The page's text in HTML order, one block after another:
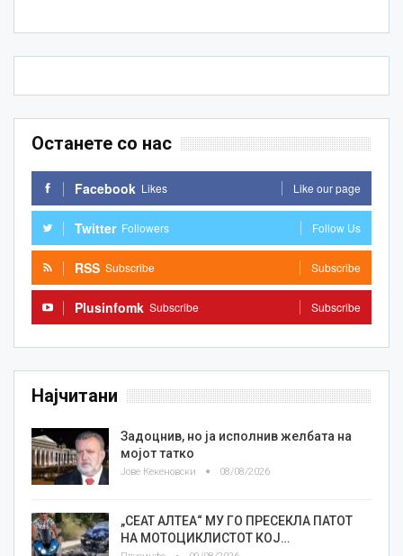
Останете со нас
Facebook Likes Like our page
Twitter Followers Follow Us
RSS Subscribe Subscribe
Plusinfomk Subscribe Subscribe
Најчитани
Задоцнив, но ја исполнив желбата на
мојот татко
Јове Кекеновски 08/08/2026
„СЕАТ АЛТЕА“ МУ ГО ПРЕСЕКЛА ПАТОТ
НА МОТОЦИКЛИСТОТ КОЈ…